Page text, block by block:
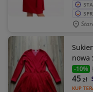
nowa
-10%
KUP
45zł